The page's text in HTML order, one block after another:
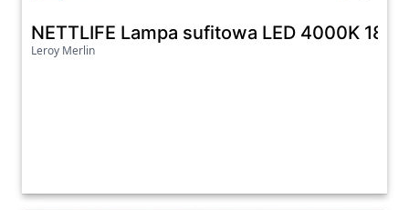
NETTLIFE Lampa sufitowa LED 4000K
Leroy Merlin